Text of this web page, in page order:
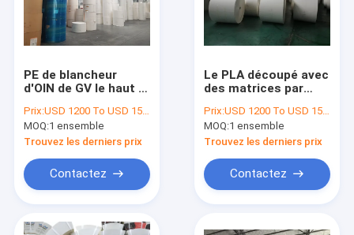
PE de blancheur
d'OIN de GV le haut a
première de tasse de
papier de petit pain
de tasse de papier
Prix:USD 1200 To USD 1500 Per Set
MOQ:1 ensemble
Trouvez les derniers prix
Contactez
Le PLA découpé avec
des matrices par
enduit le résistant à
l'eau de papier de
petit pain
Prix:USD 1200 To USD 1500 Per Set
MOQ:1 ensemble
Trouvez les derniers prix
Contactez